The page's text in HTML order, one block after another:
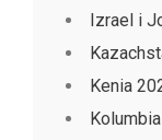
Izrael i
Kenia